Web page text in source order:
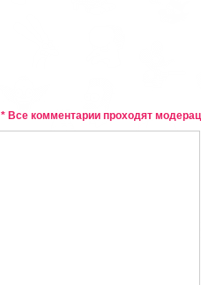
* Все комментарии проходят